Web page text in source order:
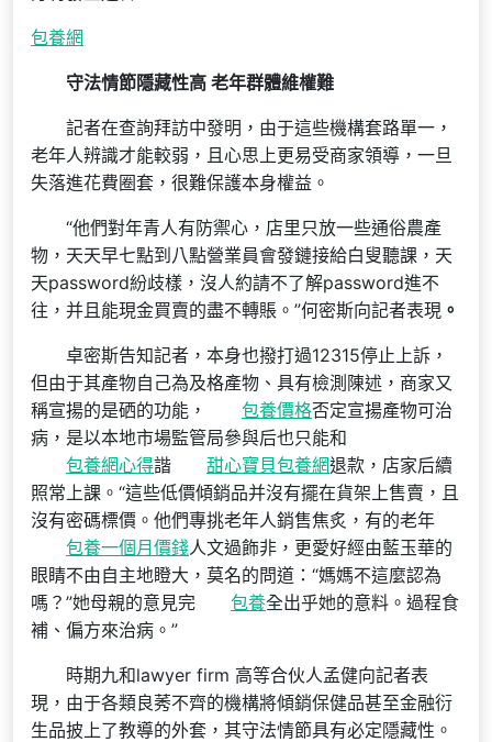
包養網
守法情節隱藏性高 老年群體維權難
記者在查詢拜訪中發明，由于這些機構套路單一，
老年人辨識才能較弱，且心思上更易受商家領導，一旦
失落進花費圈套，很難保護本身權益。
“他們對年青人有防禦心，店里只放一些通俗農產
物，天天早七點到八點營業員會發鏈接給白叟聽課，天
天password紛歧樣，沒人約請不了解password進不
往，并且能現金買賣的盡不轉賬。”何密斯向記者表現 。
卓密斯告知記者，本身也撥打過12315停止上訴，
但由于其產物自己為及格產物、具有檢測陳述，商家又
稱宣揚的是硒的功能，
包養價格否定宣揚產物可治
病，是以本地市場監管局參與后也只能和
包養網心得諧 甜心寶貝包養網退款，店家后續
照常上課。“這些低價傾銷品并沒有擺在貨架上售賣，且
沒有密碼標價。他們專挑老年人銷售焦炙，有的老年
包養一個月價錢人文過飾非，更愛好經由藍玉華的
眼睛不由自主地瞪大，莫名的問道：“媽媽不這麼認為
嗎？”她母親的意見完
包養全出乎她的意料。過程食
補、偏方來治病。”
時期九和lawyer firm 高等合伙人孟健向記者表
現，由于各類良莠不齊的機構將傾銷保健品甚至金融衍
生品披上了教導的外套，其守法情節具有必定隱藏性。